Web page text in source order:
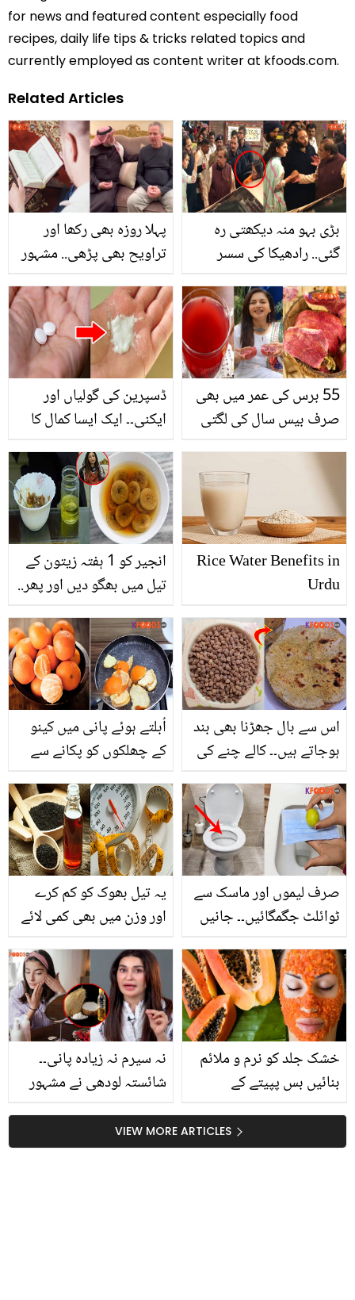
for news and featured content especially food
recipes, daily life tips & tricks related topics and
currently employed as content writer at kfoods.com.
Related Articles
پہلا روزہ بھی رکھا اور
تراویح بھی پڑھی.. مشہور
متاثر ہو کر اسلام قبول
کرلیا؟
بڑی بہو منہ دیکھتی رہ
گئی.. رادھیکا کی سسر
ویڈیو وائرل
ڈسپرین کی گولیاں اور
ایکنی۔۔ ایک ایسا کمال کا
بڑی مشکل کو کردے آسان
55 برس کی عمر میں بھی
صرف بیس سال کی لگتی
خوبصورت نظر آنے کے لئے
انار کے چھلکوں کی چائے
کیسے بناتی ہیں؟
انجیر کو 1 ہفتہ زیتون کے
تیل میں بھگو دیں اور پھر..
ایسا طریقہ جس سے چہرہ
بھی دلکش بنے اور بیماریاں
بھی ہوں دور
Rice Water Benefits in
Urdu
اُبلتے ہوئے پانی میں کینو
کے چھلکوں کو پکانے سے
یہ مزیدار ریسیپی اور اس
کے فائدے
اس سے بال جھڑنا بھی بند
ہوجاتے ہیں۔۔ کالے چنے کی
اس کے 3 زبردست فائدے
یہ تیل بھوک کو کم کرے
اور وزن میں بھی کمی لائے
بےشمارمسائل حل کرنے
میں مددگار
صرف لیموں اور ماسک سے
ٹوائلٹ جگمگائیں۔۔ جانیں
رگڑ رگڑ کر ٹوائلٹ دھونے
سے ملے چھٹکارا
نہ سیرم نہ زیادہ پانی۔۔
شائستہ لودھی نے مشہور
حسین نظر آنے کے لئے کون
سے مفت مشورے دے ڈالے؟
خشک جلد کو نرم و ملائم
بنائیں بس پپیتے کے
دے آپ کو چمکدار اور
خوبصورت جلد بس ایک
VIEW MORE ARTICLES